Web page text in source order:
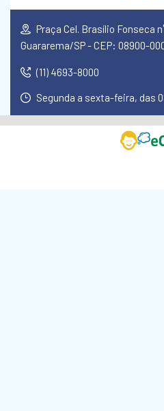
Praça Cel. Brasílio Fonseca
Guararema/SP - CEP: 08900-
(11) 4693-8000
Segunda a sexta-feira, das